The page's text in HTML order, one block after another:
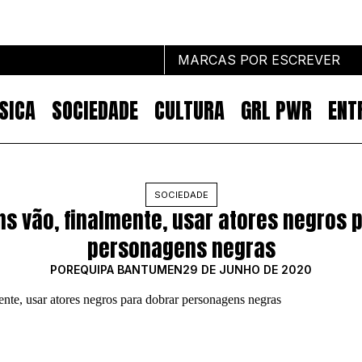
MARCAS POR ESCREVER
SOCIEDADE CULTURA GRL PWR
Marcas por escrever
NOTÍCIAS
MARKETING
IMPACTO
EMPREENDEDORISMO
COMUNICAÇÃO
SOCIEDADE
vão, finalmente, usar atores negros
personagens negras
POREQUIPA BANTUMEN29 DE JUNHO DE 2020